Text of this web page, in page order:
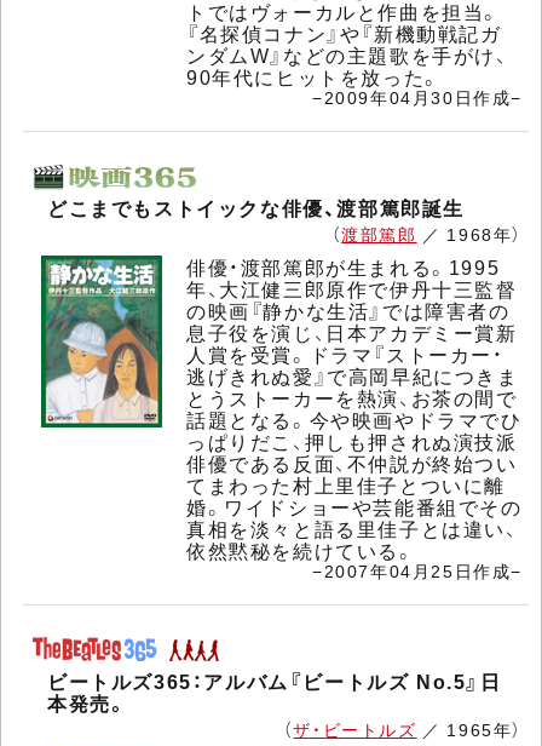
トではヴォーカルと作曲を担当。
『名探偵コナン』や『新機動戦記ガ
ンダムW』などの主題歌を手がけ、
90年代にヒットを放った。
−2009年04月30日作成−
どこまでもストイックな俳優、渡部篤郎誕生
（渡部篤郎 ／ 1968年）
俳優・渡部篤郎が生まれる。1995
年、大江健三郎原作で伊丹十三監督
の映画『静かな生活』では障害者の
息子役を演じ、日本アカデミー賞新
人賞を受賞。ドラマ『ストーカー・
逃げきれぬ愛』で高岡早紀につきま
とうストーカーを熱演、お茶の間で
話題となる。今や映画やドラマでひ
っぱりだこ、押しも押されぬ演技派
俳優である反面、不仲説が終始つい
てまわった村上里佳子とついに離
婚。ワイドショーや芸能番組でその
真相を淡々と語る里佳子とは違い、
依然黙秘を続けている。
−2007年04月25日作成−
ビートルズ365：アルバム『ビートルズ No.5』日
本発売。
（ザ・ビートルズ ／ 1965年）